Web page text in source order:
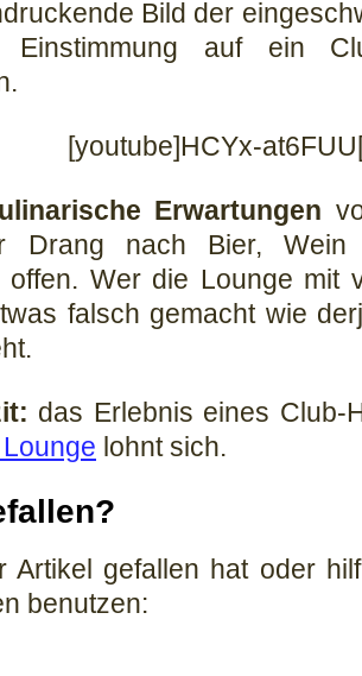
Bild der
Einstimmung auf ein
[youtube]HCYx-
Erwartungen
Drang nach Bier, Wein
offen. Wer die Lounge mit
falsch gemacht wie
das Erlebnis eines
lohnt sich.
Artikel gefallen hat oder
benutzen: